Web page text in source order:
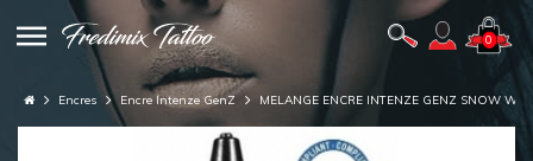
0
Encres Encre Intenze GenZ MELANGE ENCRE INTENZE GENZ SNOW